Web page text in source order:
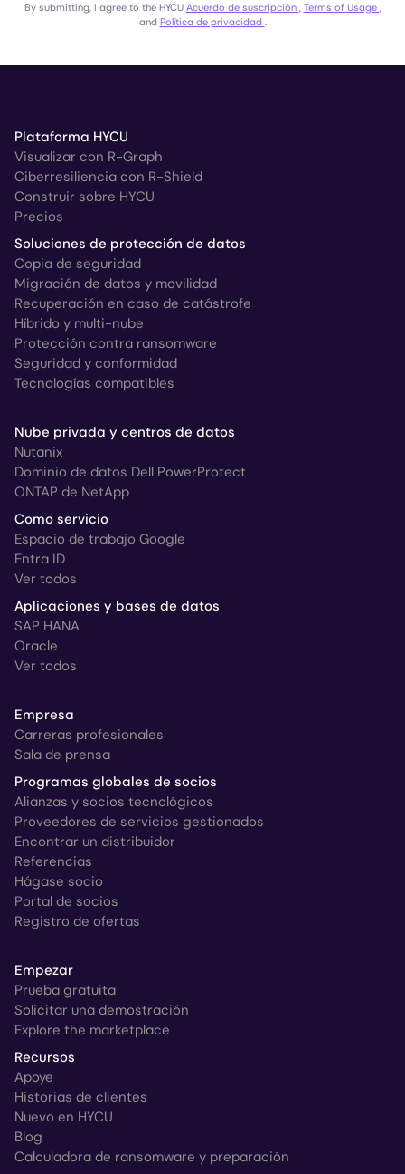
By submitting, I agree to the HYCU Acuerdo de suscripción , Terms of Usage ,
and Política de privacidad .
Plataforma HYCU
Visualizar con R-Graph
Ciberresiliencia con R-Shield
Construir sobre HYCU
Precios
Soluciones de protección de datos
Copia de seguridad
Migración de datos y movilidad
Recuperación en caso de catástrofe
Híbrido y multi-nube
Protección contra ransomware
Seguridad y conformidad
Tecnologías compatibles
Nube privada y centros de datos
Nutanix
Dominio de datos Dell PowerProtect
ONTAP de NetApp
Como servicio
Espacio de trabajo Google
Entra ID
Ver todos
Aplicaciones y bases de datos
SAP HANA
Oracle
Ver todos
Empresa
Carreras profesionales
Sala de prensa
Programas globales de socios
Alianzas y socios tecnológicos
Proveedores de servicios gestionados
Encontrar un distribuidor
Referencias
Hágase socio
Portal de socios
Registro de ofertas
Empezar
Prueba gratuita
Solicitar una demostración
Explore the marketplace
Recursos
Apoye
Historias de clientes
Nuevo en HYCU
Blog
Calculadora de ransomware y preparación